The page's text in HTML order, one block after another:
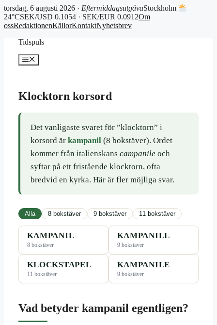
torsdag, 6 augusti 2026 · EftermiddagsutgåvaStockholm
24°CSEK/USD 0.1054 · SEK/EUR 0.0912Om
ossRedaktionenKällorKontaktNyhetsbrev
Tidspuls
Meny
Klocktorn korsord
Det vanligaste svaret för ”klocktorn” i
korsord är kampanil(8 bokstäver). Ordet
kommer från italienskans campanile och
syftar på ett fristående klocktorn, ofta
bredvid en kyrka. Här är fler möjliga svar.
Alla 8 bokstäver 9 bokstäver 11 bokstäver
KAMPANIL
8 bokstäver
KAMPANILL
9 bokstäver
KLOCKSTAPEL
11 bokstäver
KAMPANILE
9 bokstäver
Vad betyder kampanil egentligen?